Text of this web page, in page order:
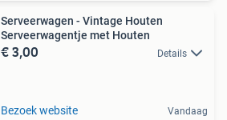
Serveerwagen - Vintage Houten
Serveerwagentje met Houten
€ 3,00 Details
Bezoek website Vandaag